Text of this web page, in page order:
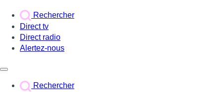
Rechercher
Direct tv
Direct radio
Alertez-nous
Rechercher